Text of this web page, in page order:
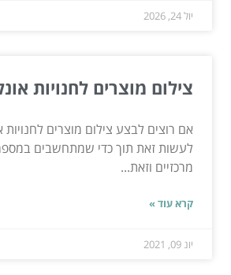
יול 24, 2026
צילום מוצרים לחנויות
אם רוצים לבצע צילום מוצרים לחנויות
לעשות זאת תוך כדי שמתחשבים
מרכזיים וזאת...
קרא עוד »
יונ 09, 2021